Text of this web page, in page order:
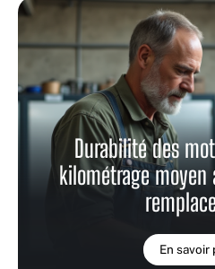
Durabilité des
kilométrage moyen
En savoir